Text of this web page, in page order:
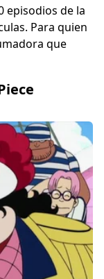
episodios de la
Para quien
que